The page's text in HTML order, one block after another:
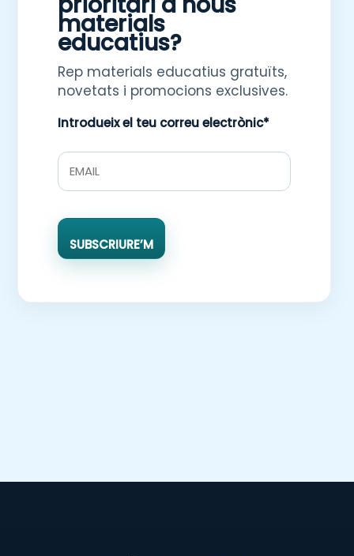
materials
educatius?
Rep materials educatius gratuïts,
novetats i promocions exclusives.
Introdueix el teu correu electrònic*
SUBSCRIURE’M